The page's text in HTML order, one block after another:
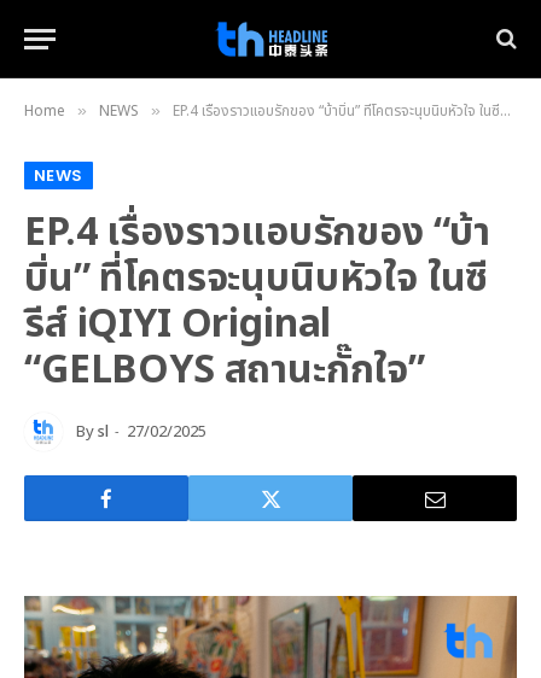
Home » NEWS » EP.4 เรื่องราวแอบรักของ “บ้าบิ่น” ที่โคตรจะนุบนิบหัวใจ ในซีรีส์ iQIYI Original “GELBOYS สถานะกั๊กใจ”
NEWS
EP.4 เรื่องราวแอบรักของ “บ้า
บิ่น” ที่โคตรจะนุบนิบหัวใจ ในซี
รีส์ iQIYI Original
“GELBOYS สถานะกั๊กใจ”
Bysl 27/02/2025